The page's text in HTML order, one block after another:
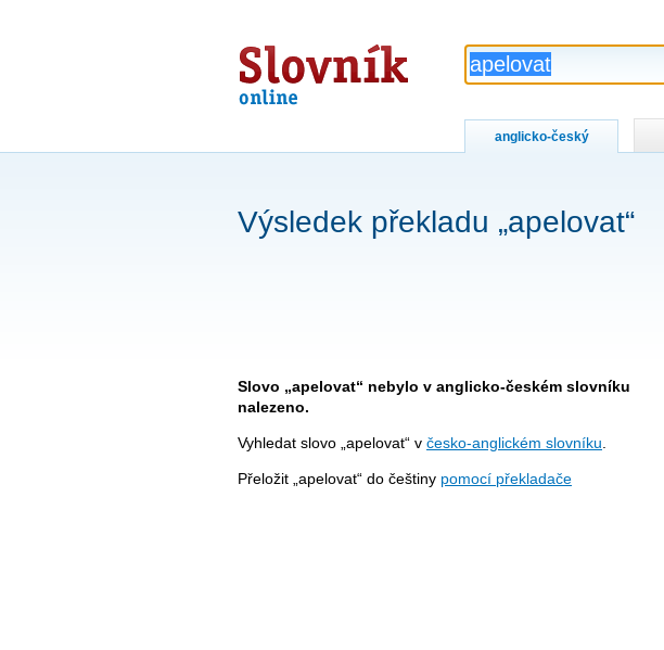
Slovník
online
anglicko-český
Výsledek překladu „apelovat“
Slovo „apelovat“ nebylo v anglicko-českém slovníku
nalezeno.
Vyhledat slovo „apelovat“ v česko-anglickém slovníku
Přeložit „apelovat“ do češtiny pomocí překladače